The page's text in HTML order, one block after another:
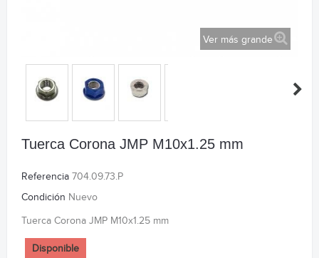
Ver más grande
Tuerca Corona JMP M10x1.25 mm
Referencia 704.09.73.P
Condición Nuevo
Tuerca Corona JMP M10x1.25 mm
Disponible